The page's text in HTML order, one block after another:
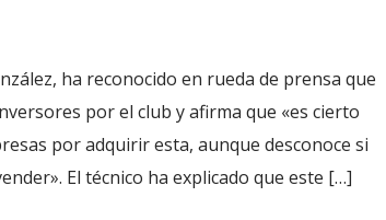
ha reconocido en rueda de prensa que
por el club y afirma que «es cierto
por adquirir esta, aunque desconoce si
El técnico ha explicado que este […]